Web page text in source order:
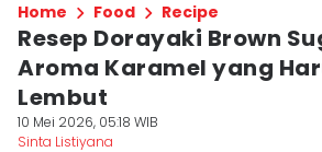
Home Food Recipe
Resep Dorayaki Brown
Aroma Karamel yang
Lembut
10 Mei 2026, 05:18 WIB
Sinta Listiyana